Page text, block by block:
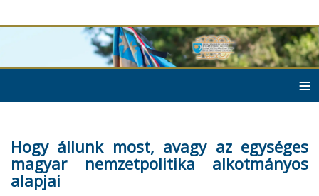
≡
Hogy állunk most, avagy az egységes
magyar nemzetpolitika alkotmányos
alapjai